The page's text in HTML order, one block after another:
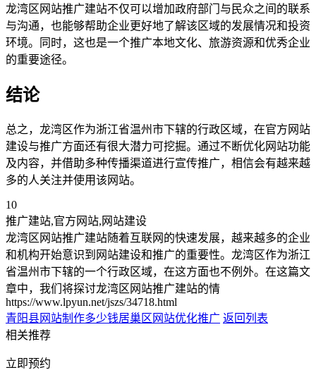
龙湾区网站推广建站不仅可以增加政府部门与民众之间的联系
与沟通，也能够帮助企业更好地了解该区域的发展情况和投资
环境。同时，这也是一个推广本地文化、旅游资源和优秀企业
的重要途径。
结论
总之，龙湾区作为浙江省温州市下辖的行政区域，在官方网站
建设与推广方面还有很大潜力可挖掘。通过不断优化网站功能
及内容，并借助多种传播渠道进行宣传推广，相信会有越来越
多的人关注并使用该网站。
10
推广建站,官方网站,网站建设
龙湾区网站推广建站随着互联网的快速发展，越来越多的企业
和机构开始意识到网站建设和推广的重要性。龙湾区作为浙江
省温州市下辖的一个行政区域，在这方面也不例外。在这篇文
章中，我们将探讨龙湾区网站推广建站的情
https://www.lpyun.net/jszs/34718.html
青阳县网站制作多少钱居巢区网站优化推广 返回列表
相关推荐
立即预约